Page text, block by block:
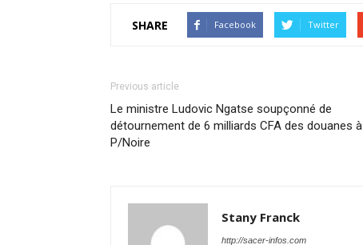
SHARE Facebook Twitter
Previous article
Le ministre Ludovic Ngatse soupçonné de
détournement de 6 milliards CFA des douanes à
P/Noire
Stany Franck
http://sacer-infos.com